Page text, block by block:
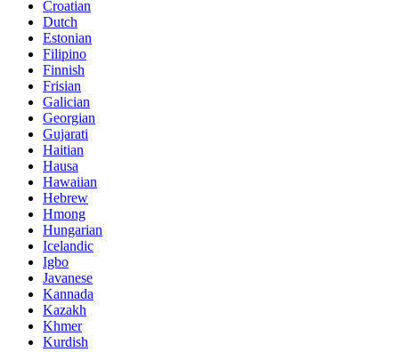
Croatian
Dutch
Estonian
Filipino
Finnish
Frisian
Galician
Georgian
Gujarati
Haitian
Hausa
Hawaiian
Hebrew
Hmong
Hungarian
Icelandic
Igbo
Javanese
Kannada
Kazakh
Khmer
Kurdish